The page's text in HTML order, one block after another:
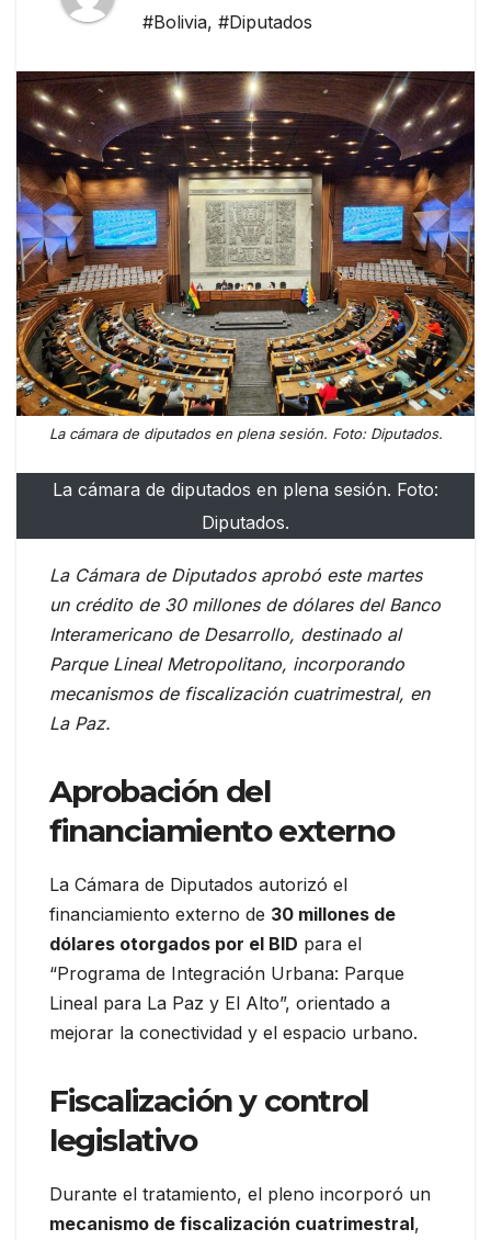
#Bolivia, #Diputados
La cámara de diputados en plena sesión. Foto: Diputados.
La cámara de diputados en plena sesión. Foto:
Diputados.
La Cámara de Diputados aprobó este martes
un crédito de 30 millones de dólares del Banco
Interamericano de Desarrollo, destinado al
Parque Lineal Metropolitano, incorporando
mecanismos de fiscalización cuatrimestral, en
La Paz.
Aprobación del
financiamiento externo
La Cámara de Diputados autorizó el
financiamiento externo de 30 millones de
dólares otorgados por el BID para el
“Programa de Integración Urbana: Parque
Lineal para La Paz y El Alto”, orientado a
mejorar la conectividad y el espacio urbano.
Fiscalización y control
legislativo
Durante el tratamiento, el pleno incorporó un
mecanismo de fiscalización cuatrimestral,